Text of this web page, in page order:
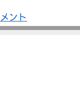
ント